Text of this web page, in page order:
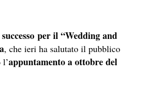
successo per il “Wedding and
, che ieri ha salutato il pubblico
appuntamento a ottobre del